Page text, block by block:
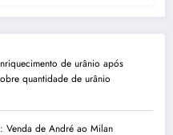
de urânio após
quantidade de urânio
Venda de André ao Milan